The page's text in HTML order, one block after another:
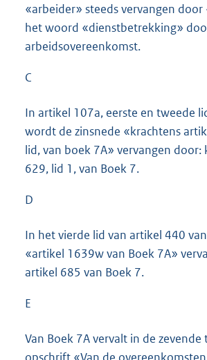
«arbeider» steeds vervangen
het woord «dienstbetrekking»
arbeidsovereenkomst.
C
In artikel 107a, eerste en tweede
wordt de zinsnede «krachtens
lid, van boek 7A» vervangen door:
629, lid 1, van Boek 7.
D
In het vierde lid van artikel 440
«artikel 1639w van Boek 7A»
artikel 685 van Boek 7.
E
Van Boek 7A vervalt in de zevende